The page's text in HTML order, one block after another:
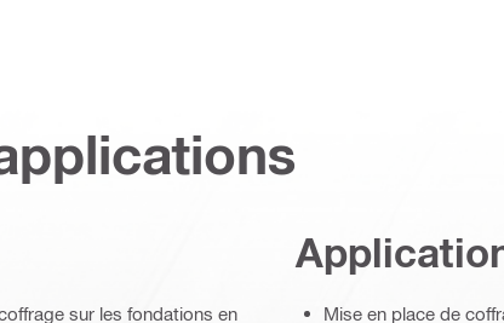
sur les fondations en
Mise en place de